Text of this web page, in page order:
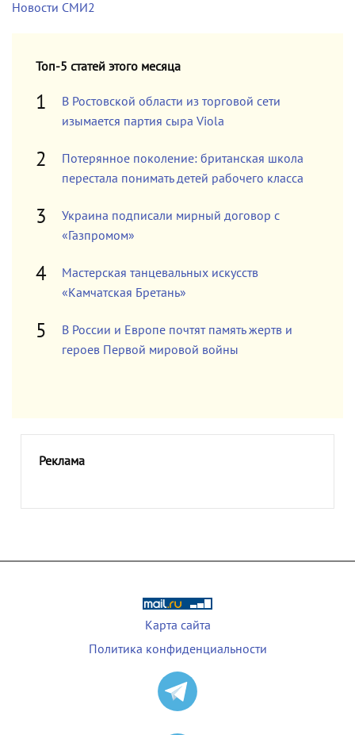
Новости СМИ2
Топ-5 статей этого месяца
В Ростовской области из торговой сети
изымается партия сыра Viola
Потерянное поколение: британская школа
перестала понимать детей рабочего класса
Украина подписали мирный договор с
«Газпромом»
Мастерская танцевальных искусств
«Камчатская Бретань»
В России и Европе почтят память жертв и
героев Первой мировой войны
Реклама
Карта сайта
Политика конфиденциальности